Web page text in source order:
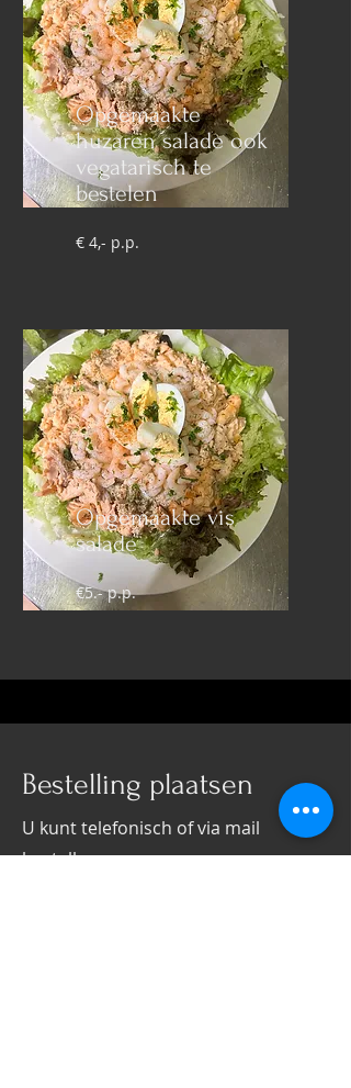
Opgemaakte
huzaren salade ook
vegatarisch te
bestelen
€ 4,- p.p.
Opgemaakte vis
salade
€5.- p.p.
Bestelling plaatsen
U kunt telefonisch of via mail
bestellen